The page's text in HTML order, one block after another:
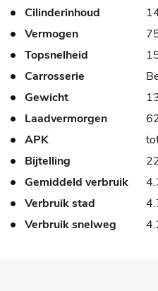
Cilinderinhoud
Vermogen
Topsnelheid
Carrosserie
Gewicht
Laadvermorgen
APK
Bijtelling
Gemiddeld verbruik
Verbruik stad
Verbruik snelweg